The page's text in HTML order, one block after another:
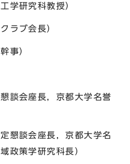
学研究科教授）
ラブ会長）
幹事）
談会座長，京都大学名誉
懇談会座長，京都大学名
域政策学研究科長）